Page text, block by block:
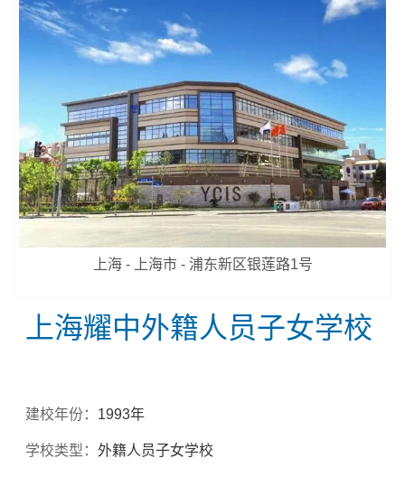
上海 - 上海市 - 浦东新区银莲路1号
上海耀中外籍人员子女学校
建校年份： 1993年
学校类型：外籍人员子女学校